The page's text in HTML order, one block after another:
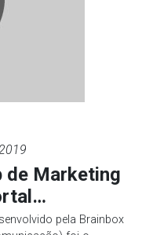
de Marketing
pela Brainbox